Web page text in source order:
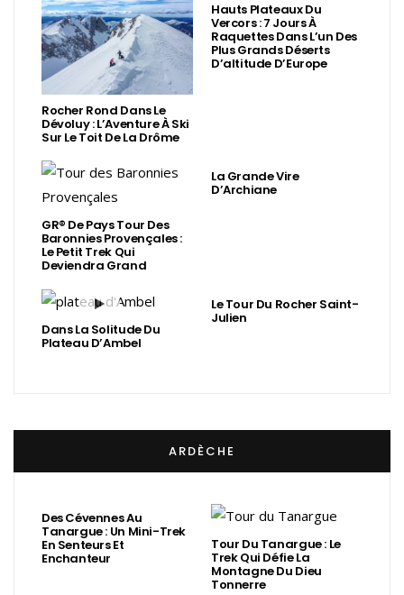
Rocher Rond Dans Le
Dévoluy : L’Aventure À Ski
Sur Le Toit De La Drôme
Hauts Plateaux Du
Vercors : 7 Jours À
Raquettes Dans L’un Des
Plus Grands Déserts
D’altitude D’Europe
GR® De Pays Tour Des
Baronnies Provençales :
Le Petit Trek Qui
Deviendra Grand
La Grande Vire
D’Archiane
Dans La Solitude Du
Plateau D’Ambel
Le Tour Du Rocher Saint-
Julien
ARDÈCHE
Des Cévennes Au
Tanargue : Un Mini-Trek
En Senteurs Et
Enchanteur
Tour Du Tanargue : Le
Trek Qui Défie La
Montagne Du Dieu
Tonnerre